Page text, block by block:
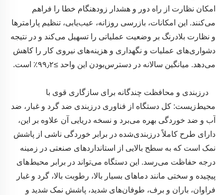
امکان نظارت از راه دور و هشدار زودهنگام خطا را فراهم
می‌کنند. این امکانات، بازرسی روزانه، عیب‌یابی، تنظیم پارامترها
و نظارت بلادرنگ بر وضعیت عملیاتی را تسهیل می‌کند و در نتیجه
دشواری‌های عملیات و نگهداری و هزینه‌های نیروی کار را کاهش
می‌دهد. میانگین سالانه در دسترس‌بودن این واحد ≥۹۹٫۲٪ است.
درزبندی و محافظت چندگانه برای سازگاری قوی با
محیط‌زیست: کل دستگاه از فناوری درزبندی ضد گرد و غبار، ضد
آب و ضد خوردگی بهره می‌برد و نسخه دریایی آن علاوه بر این،
دارای طرح کاملاً درزبندی‌شده در برابر خوردگی ناشی از پاشش
نمک است که به سطح بالایی از استانداردهای صنعتی در زمینه
درجه حفاظت می‌رسد. این دستگاه می‌تواند در برابر محیط‌های
پیچیده و سختی مانند دماهای بسیار بالا، رطوبت بالا، گرد و غبار
فراوان، باران و برف، طوفان‌های شدید، پاشش نمک شدید و